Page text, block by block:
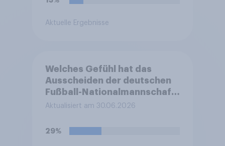
Aktuelle Ergebnisse
Welches Gefühl hat das
Ausscheiden der deutschen
Fußball-Nationalmannschaft
bei der FIFA-
ehesten bei Ihnen ausgelöst?
Aktualisiert am 30.06.2026
29%